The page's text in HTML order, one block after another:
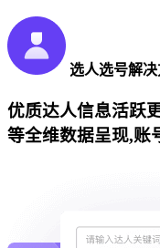
选人选号解
优质达人信息活跃
等全维数据呈现,账